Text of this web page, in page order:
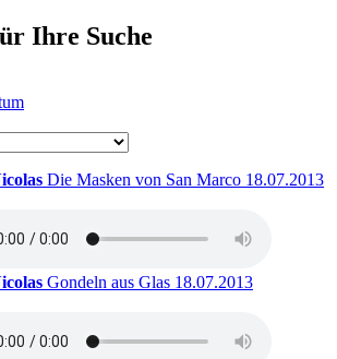
Ihre Suche
: Die Masken von San Marco Ausleihbar
18.07.2013
abspielen
von Die Masken von San Marco
: Gondeln aus Glas Ausleihbar seit dem
18.07.2013
abspielen
von Gondeln aus Glas